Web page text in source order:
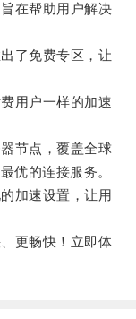
在帮助用户解决
了免费专区，让
用户一样的加速
节点，覆盖全球
优的连接服务。
加速设置，让用
更畅快！立即体